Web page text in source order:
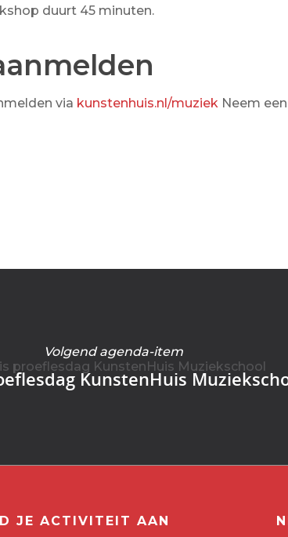
duurt 45 minuten.
via kunstenhuis.nl/muziek Neem een
Volgend agenda-item
KunstenHuis
JE ACTIVITEIT AAN